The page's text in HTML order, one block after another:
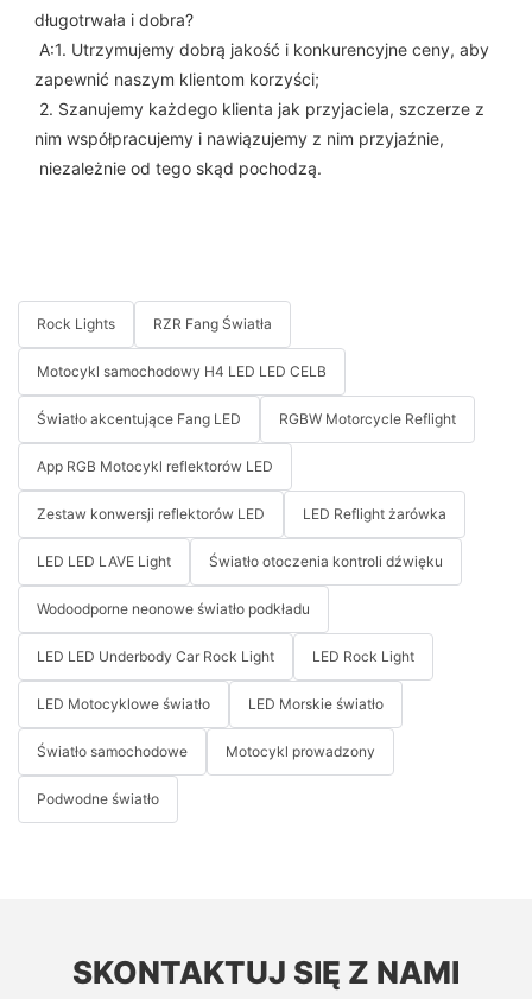
długotrwała i dobra?
zapewnić naszym klientom korzyści;
nim współpracujemy i nawiązujemy z nim przyjaźnie,
niezależnie od tego skąd pochodzą.
Rock Lights RZR Fang Światła
Motocykl samochodowy H4 LED LED CELB
Światło akcentujące Fang LED RGBW Motorcycle Reflight
App RGB Motocykl reflektorów LED
Zestaw konwersji reflektorów LED LED Reflight żarówka
LED LED LAVE Light Światło otoczenia kontroli dźwięku
Wodoodporne neonowe światło podkładu
LED LED Underbody Car Rock Light LED Rock Light
LED Motocyklowe światło LED Morskie światło
Światło samochodowe Motocykl prowadzony
Podwodne światło
SKONTAKTUJ SIĘ Z NAMI